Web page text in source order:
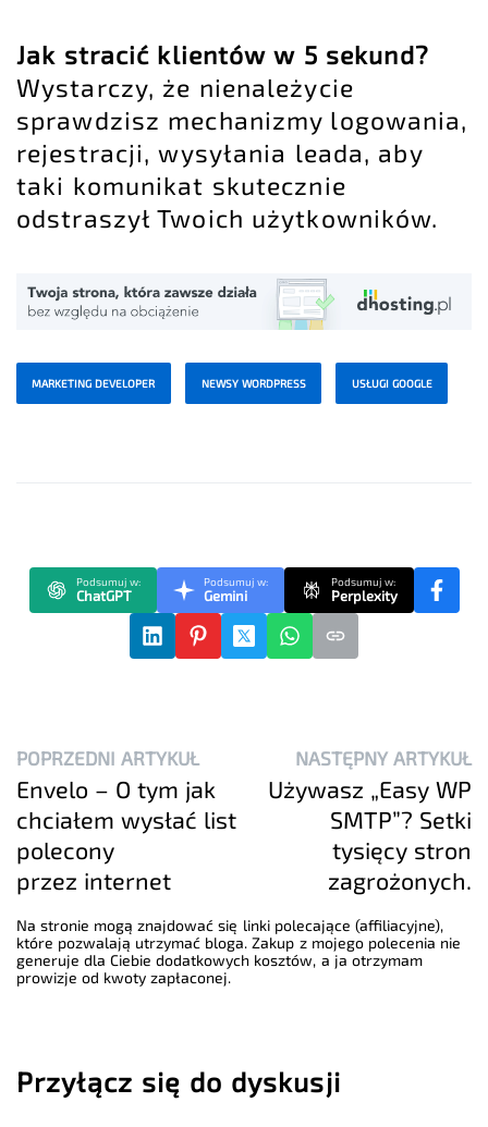
Jak stracić klientów w 5 sekund?
Wystarczy, że nienależycie
sprawdzisz mechanizmy logowania,
rejestracji, wysyłania leada, aby
taki komunikat skutecznie
odstraszył Twoich użytkowników.
MARKETING DEVELOPER NEWSY WORDPRESS USŁUGI GOOGLE
Podsumuj w:
ChatGPT
Podsumuj w:
Gemini
Podsumuj w:
Perplexity
POPRZEDNI ARTYKUŁ
Envelo – O tym jak
chciałem wysłać list
polecony
przez internet
NASTĘPNY ARTYKUŁ
Używasz „Easy WP
SMTP”? Setki
tysięcy stron
zagrożonych.
Na stronie mogą znajdować się linki polecające (affiliacyjne),
które pozwalają utrzymać bloga. Zakup z mojego polecenia nie
generuje dla Ciebie dodatkowych kosztów, a ja otrzymam
prowizje od kwoty zapłaconej.
Przyłącz się do dyskusji